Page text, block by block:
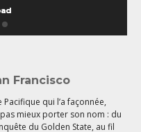
Francisco
qui l’a façonnée,
mieux porter son nom : du
du Golden State, au fil